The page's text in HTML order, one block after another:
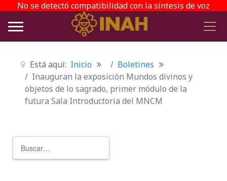
No se detectó compatibilidad con la síntesis de voz
Está aquí: Inicio
Boletines
Inauguran la exposición Mundos divinos y
objetos de lo sagrado, primer módulo de la
futura Sala Introductoria del MNCM